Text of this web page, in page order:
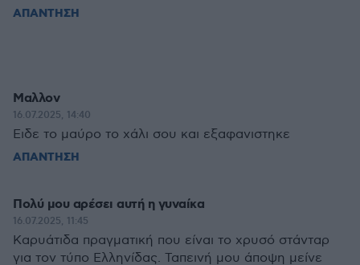
ΑΠΑΝΤΗΣΗ
Μαλλον
16.07.2025, 14:40
Ειδε το μαύρο το χάλι σου και εξαφανιστηκε
ΑΠΑΝΤΗΣΗ
Πολύ μου αρέσει αυτή η γυναίκα
16.07.2025, 11:45
Καρυάτιδα πραγματική που είναι το χρυσό στάνταρ
για τον τύπο Ελληνίδας. Ταπεινή μου άποψη μείνε